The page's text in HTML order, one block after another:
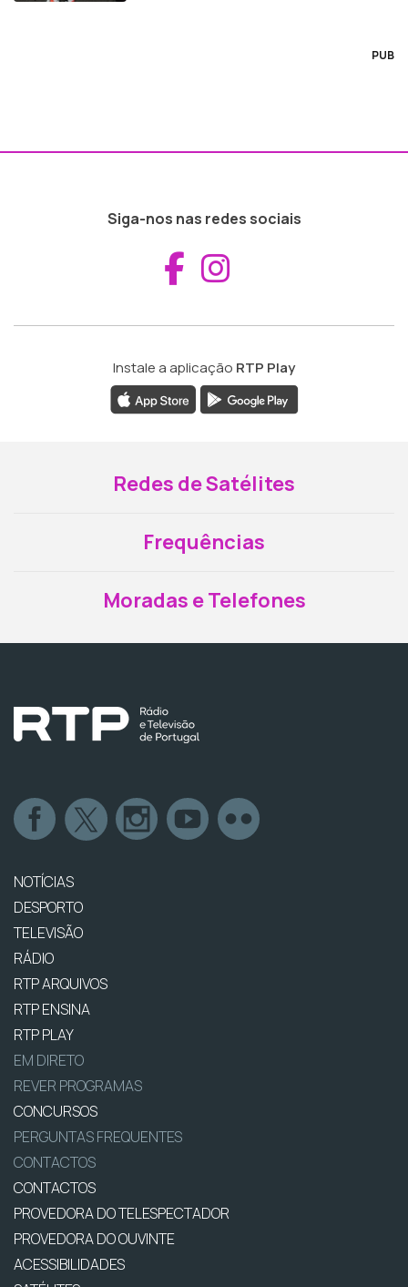
PUB
Siga-nos nas redes sociais
Aceder ao
Instale a aplicação RTP Play
Redes de Satélites
Frequências
Moradas e Telefones
NOTÍCIAS
DESPORTO
TELEVISÃO
RÁDIO
RTP ARQUIVOS
RTP ENSINA
RTP PLAY
EM DIRETO
REVER PROGRAMAS
CONCURSOS
PERGUNTAS FREQUENTES
CONTACTOS
CONTACTOS
PROVEDORA DO TELESPECTADOR
PROVEDORA DO OUVINTE
ACESSIBILIDADES